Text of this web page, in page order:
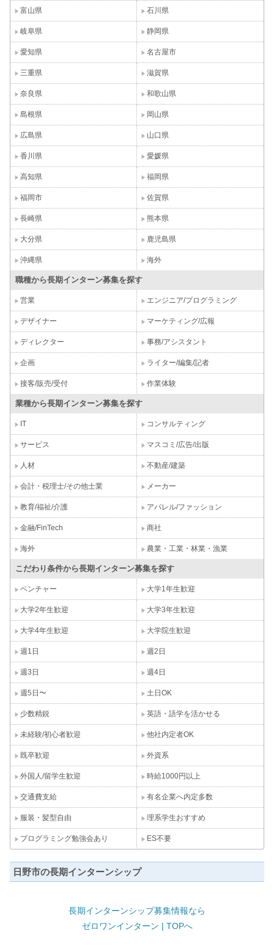
富山県 石川県
岐阜県 静岡県
愛知県 名古屋市
三重県 滋賀県
奈良県 和歌山県
島根県 岡山県
広島県 山口県
香川県 愛媛県
高知県 福岡県
福岡市 佐賀県
長崎県 熊本県
大分県 鹿児島県
沖縄県 海外
職種から長期インターン募集を探す
営業 エンジニア/プログラミング
デザイナー マーケティング/広報
ディレクター 事務/アシスタント
企画 ライター/編集/記者
接客/販売/受付 作業体験
業種から長期インターン募集を探す
IT コンサルティング
サービス マスコミ/広告/出版
人材 不動産/建築
会計・税理士/その他士業 メーカー
教育/福祉/介護 アパレル/ファッション
金融/FinTech 商社
海外 農業・工業・林業・漁業
こだわり条件から長期インターン募集を探す
ベンチャー 大学1年生歓迎
大学2年生歓迎 大学3年生歓迎
大学4年生歓迎 大学院生歓迎
週1日 週2日
週3日 週4日
週5日〜 土日OK
少数精鋭 英語・語学を活かせる
未経験/初心者歓迎 他社内定者OK
既卒歓迎 外資系
外国人/留学生歓迎 時給1000円以上
交通費支給 有名企業へ内定多数
服装・髪型自由 理系学生おすすめ
プログラミング勉強会あり ES不要
日野市の長期インターンシップ
長期インターンシップ募集情報なら
ゼロワンインターン | TOPへ